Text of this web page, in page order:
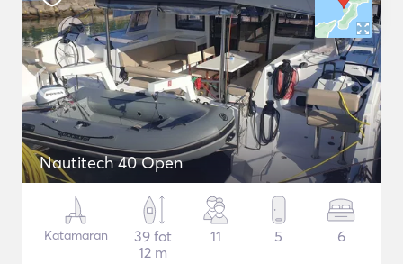
Nautitech 40 Open
Katamaran
39 fot
12 m
11 5 6